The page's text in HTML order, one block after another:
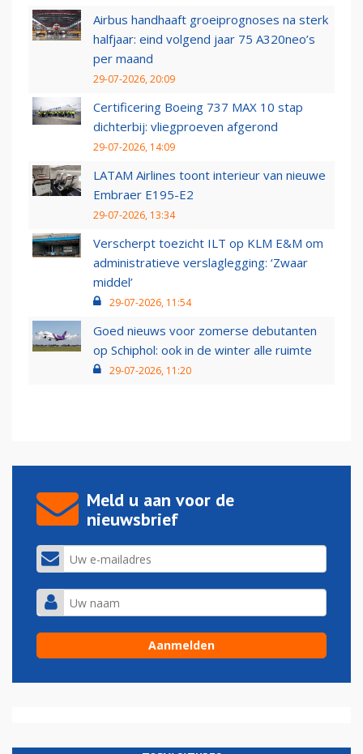
Airbus handhaaft groeiprognoses na sterk
halfjaar: eind volgend jaar 75 A320neo’s
per maand
29-07-2026, 20:09
Certificering Boeing 737 MAX 10 stap
dichterbij: vliegproeven afgerond
29-07-2026, 14:09
LATAM Airlines toont interieur van nieuwe
Embraer E195-E2
29-07-2026, 13:34
Verscherpt toezicht ILT op KLM E&M om
administratieve verslaglegging: ‘Zwaar
middel’
29-07-2026, 11:54
Goed nieuws voor zomerse debutanten
op Schiphol: ook in de winter alle ruimte
29-07-2026, 11:20
Meld u aan voor de
nieuwsbrief